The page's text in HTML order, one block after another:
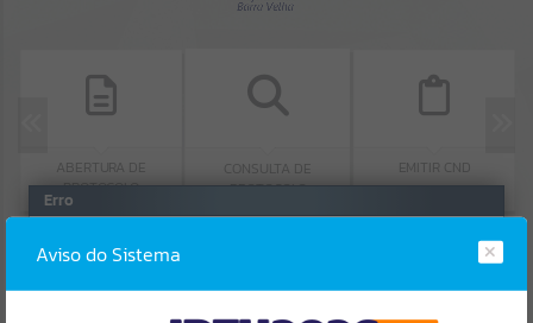
ABERTURA DE
PROTOCOLO
CONSULTA DE
PROTOCOLO
EMITIR CND
Aviso do Sistema
Erro
Gerenciamento do Sistema